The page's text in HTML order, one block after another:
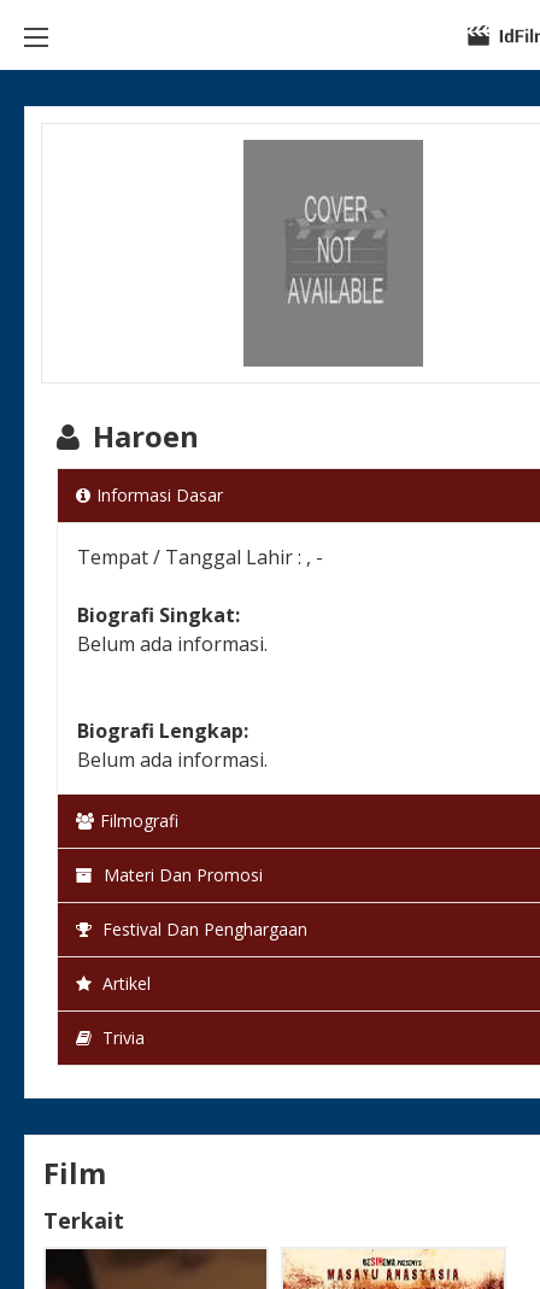
Haroen
Informasi Dasar
Tempat / Tanggal Lahir : , -
Biografi Singkat:
Belum ada informasi.
Biografi Lengkap:
Belum ada informasi.
Filmografi
Materi Dan Promosi
Festival Dan Penghargaan
Artikel
Trivia
Film
Terkait